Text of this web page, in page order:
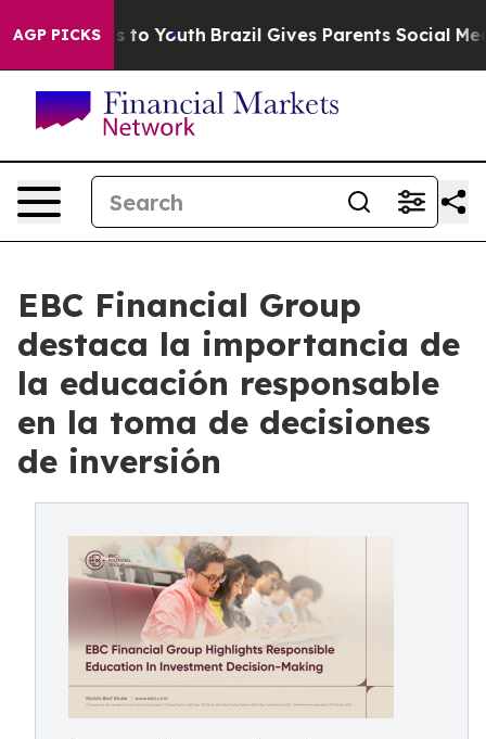
AGP PICKSto Youth Brazil Gives Parents Social Media
EBC Financial Group
destaca la importancia de
la educación responsable
en la toma de decisiones
de inversión